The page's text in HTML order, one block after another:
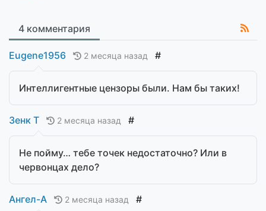
4 комментария
Eugene1956 2 месяца назад #
Интеллигентные цензоры были. Нам бы таких!
Зенк Т 2 месяца назад #
Не пойму… тебе точек недостаточно? Или в
червонцах дело?
Ангел-А 2 месяца назад #